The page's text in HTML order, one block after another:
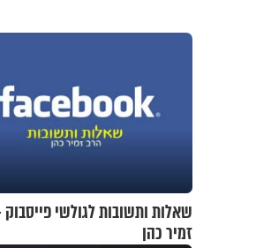
שאלות ותשובות לגולשי
זמיר כהן